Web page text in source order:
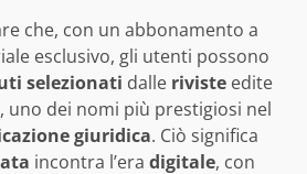
che, con un abbonamento a
esclusivo, gli utenti possono
selezionati dalle riviste edite
, uno dei nomi più prestigiosi nel
giuridica. Ciò significa
incontra l’era digitale, con